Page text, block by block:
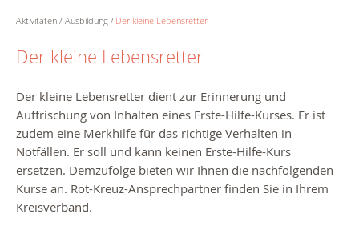
Aktivitäten Ausbildung Der kleine Lebensretter
Der kleine Lebensretter
Der kleine Lebensretter dient zur Erinnerung und
Auffrischung von Inhalten eines Erste-Hilfe-Kurses. Er ist
zudem eine Merkhilfe für das richtige Verhalten in
Notfällen. Er soll und kann keinen Erste-Hilfe-Kurs
ersetzen. Demzufolge bieten wir Ihnen die nachfolgenden
Kurse an. Rot-Kreuz-Ansprechpartner finden Sie in Ihrem
Kreisverband.